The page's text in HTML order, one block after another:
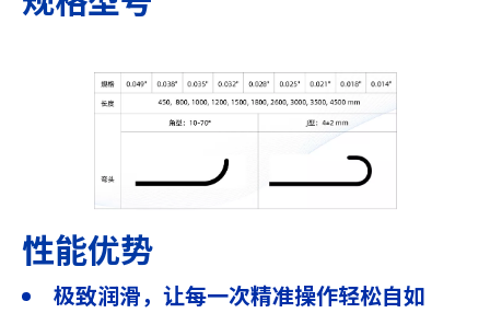
性能优势
极致润滑，让每一次精准操作轻松自如